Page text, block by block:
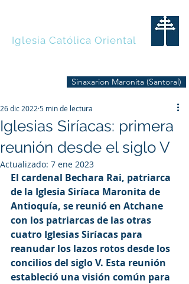
Iglesia Católica Oriental
Sinaxarion Maronita (Santoral)
Iglesias Siríacas: primera
reunión desde el siglo V
26 dic 2022 5 min de lectura
Actualizado: 7 ene 2023
El cardenal Bechara Rai, patriarca
de la Iglesia Siríaca Maronita de
Antioquía, se reunió en Atchane
con los patriarcas de las otras
cuatro Iglesias Siríacas para
reanudar los lazos rotos desde los
concilios del siglo V. Esta reunión
estableció una visión común para